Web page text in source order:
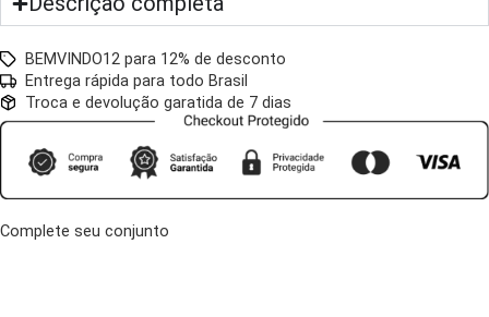
BEMVINDO12 para 12% de desconto
Entrega rápida para todo Brasil
Troca e devolução garatida de 7 dias
Complete seu conjunto